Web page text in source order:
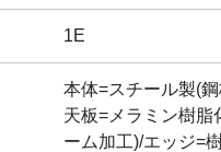
1E
本体=スチール製(
天板=メラミン樹脂
ーム加工)/エッジ=